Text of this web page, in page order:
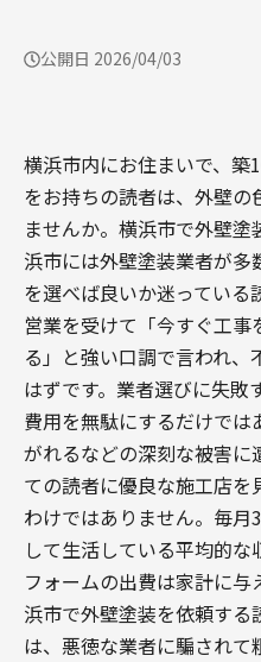
公開日 2026/04/03
横浜市内にお住まいで、築
をお持ちの読者は、外壁
ませんか。横浜市で外壁
浜市には外壁塗装業者が多
を選べば良いか迷っている
営業を受けて「今すぐ工
る」と強い口調で言われ
はずです。業者選びに失敗
費用を無駄にするだけで
がれるなどの深刻な被害に
ての読者に優良な施工店
わけではありません。毎月
して生活している平均的な
フォームの出費は家計に
浜市で外壁塗装を依頼す
は、悪徳な業者に騙され